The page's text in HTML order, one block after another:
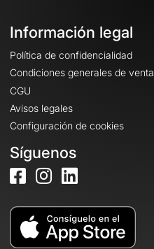
Información legal
Política de confidencialidad
Condiciones generales de venta
CGU
Avisos legales
Configuración de cookies
Síguenos